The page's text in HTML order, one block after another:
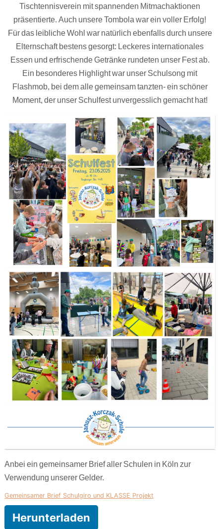
Tischtennisverein mit spannenden Mitmachaktionen
präsentierte. Auch unsere Tombola war ein voller Erfolg!
Für das leibliche Wohl war natürlich ebenfalls durch unsere
Elternschaft bestens gesorgt: Leckeres internationales
Essen und erfrischende Getränke rundeten unser Fest ab.
Ein besonderes Highlight war unser Schulsong mit
Flashmob, bei dem alle gemeinsam tanzten- ein schöner
Moment, der unser Schulfest unvergesslich gemacht hat!
Anbei ein gemeinsamer Brief aller Schulen in Köln zur
Verwendung unserer Gelder.
Gemeinsamer Brief Schulgiro und KLASSE Projekt
Herunterladen